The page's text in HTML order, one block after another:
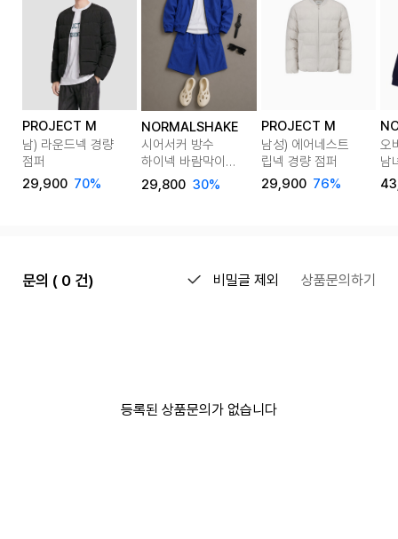
PROJECT M
남) 라운드넥 경량
점퍼
29,900 70%
NORMALSHAKE
시어서커 방수
하이넥 바람막이
반바지
트레이닝세트
29,800 30%
PROJECT M
남성) 에어네스트
립넥 경량 점퍼
29,900 76%
오
남
후
문의 ( 0 건) 비밀글 제외 상품문의하기
등록된 상품문의가 없습니다